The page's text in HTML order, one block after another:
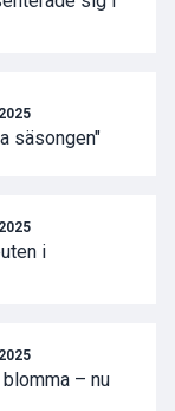
säsongen"
i
– nu